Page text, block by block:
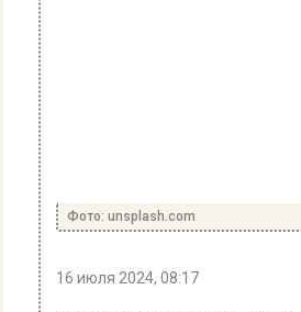
Фото: unsplash.com
16 июля 2024, 08:17